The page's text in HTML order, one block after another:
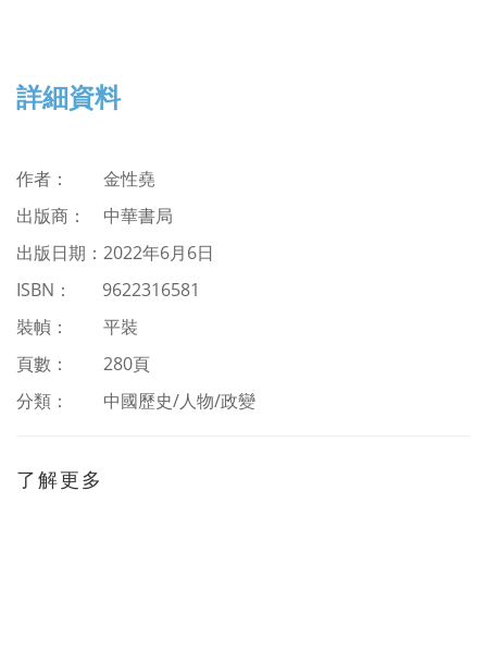
詳細資料
作者： 金性堯
出版商： 中華書局
出版日期：2022年6月6日
ISBN ： 9622316581
裝幀： 平裝
頁數： 280頁
分類：
中國歷史/人物/政變
了解更多